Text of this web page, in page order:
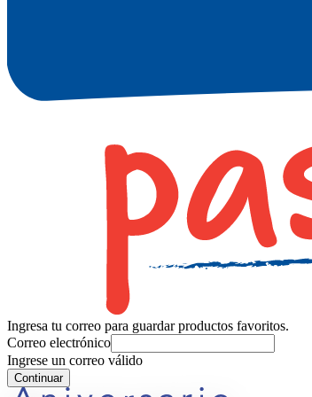
Ingresa tu correo para guardar productos favoritos.
Correo electrónico
Ingrese un correo válido
Continuar